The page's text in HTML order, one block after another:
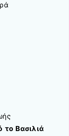
Βασιλιά